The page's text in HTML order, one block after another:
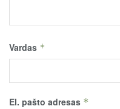
Vardas *
El. pašto adresas *